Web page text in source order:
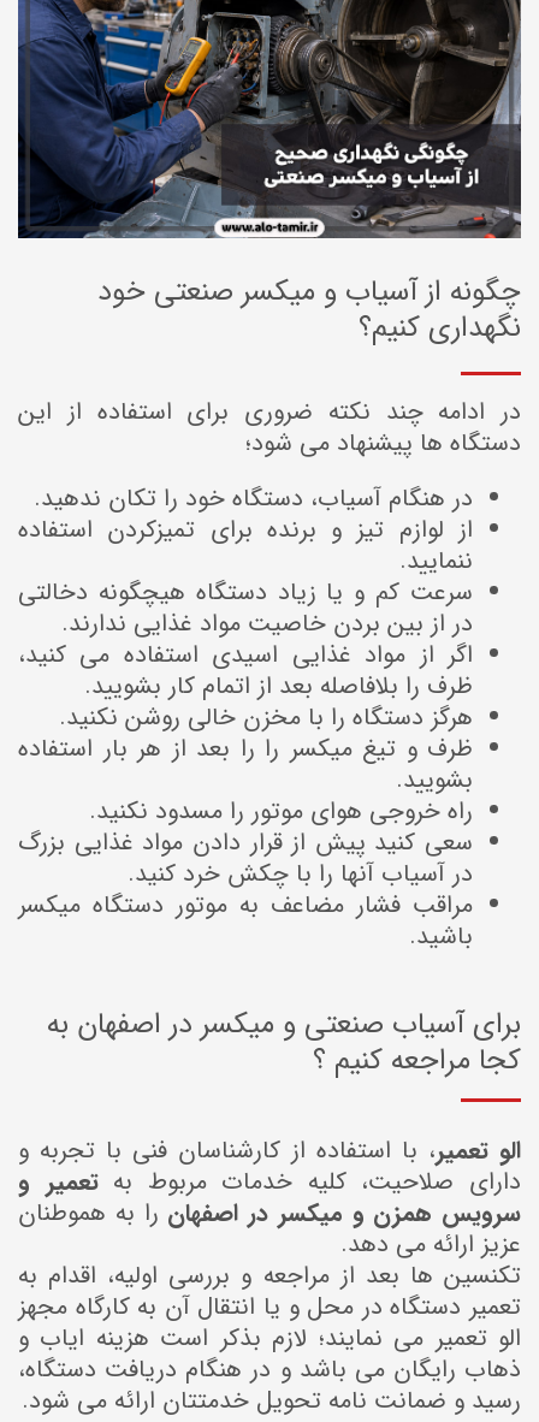
چگونه از آسیاب و میکسر صنعتی خود
نگهداری کنیم؟
در ادامه چند نکته ضروری برای استفاده از این
دستگاه ها پیشنهاد می شود؛
در هنگام آسیاب، دستگاه خود را تکان ندهید.
از لوازم تیز و برنده برای تمیزکردن استفاده
ننمایید.
سرعت کم و یا زیاد دستگاه هیچگونه دخالتی
در از بین بردن خاصیت مواد غذایی ندارند.
اگر از مواد غذایی اسیدی استفاده می کنید،
ظرف را بلافاصله بعد از اتمام کار بشویید.
هرگز دستگاه را با مخزن خالی روشن نکنید.
ظرف و تیغ میکسر را را بعد از هر بار استفاده
بشویید.
راه خروجی هوای موتور را مسدود نکنید.
سعی کنید پیش از قرار دادن مواد غذایی بزرگ
در آسیاب آنها را با چکش خرد کنید.
مراقب فشار مضاعف به موتور دستگاه میکسر
باشید.
برای آسیاب صنعتی و میکسر در اصفهان به
کجا مراجعه کنیم ؟
الو تعمیر، با استفاده از کارشناسان فنی با تجربه و
دارای صلاحیت، کلیه خدمات مربوط به تعمیر و
سرویس همزن و میکسر در اصفهان را به هموطنان
عزیز ارائه می دهد.
تکنسین ها بعد از مراجعه و بررسی اولیه، اقدام به
تعمیر دستگاه در محل و یا انتقال آن به کارگاه مجهز
الو تعمیر می نمایند؛ لازم بذکر است هزینه ایاب و
ذهاب رایگان می باشد و در هنگام دریافت دستگاه،
رسید و ضمانت نامه تحویل خدمتتان ارائه می شود.